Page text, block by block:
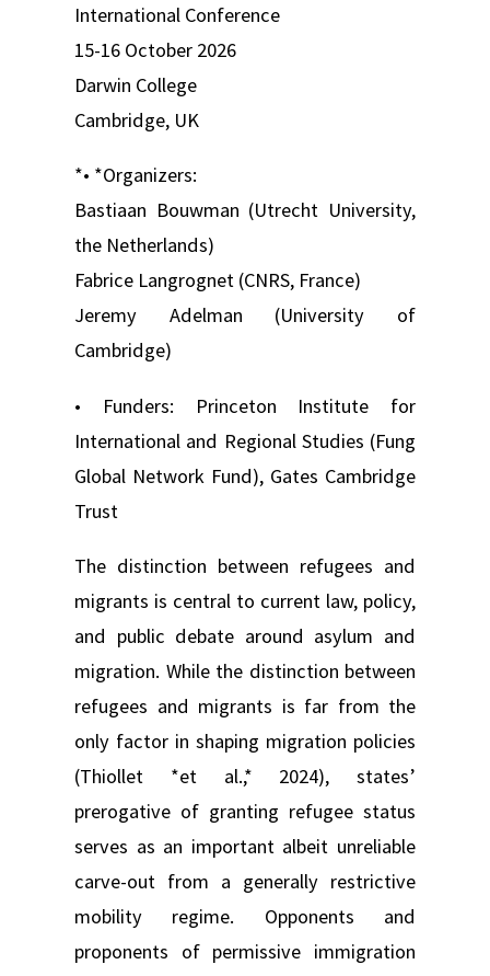
International Conference
15-16 October 2026
Darwin College
Cambridge, UK
*• *Organizers:
Bastiaan Bouwman (Utrecht University,
the Netherlands)
Fabrice Langrognet (CNRS, France)
Jeremy Adelman (University of
Cambridge)
• Funders: Princeton Institute for
International and Regional Studies (Fung
Global Network Fund), Gates Cambridge
Trust
The distinction between refugees and
migrants is central to current law, policy,
and public debate around asylum and
migration. While the distinction between
refugees and migrants is far from the
only factor in shaping migration policies
(Thiollet *et al.,* 2024), states’
prerogative of granting refugee status
serves as an important albeit unreliable
carve-out from a generally restrictive
mobility regime. Opponents and
proponents of permissive immigration